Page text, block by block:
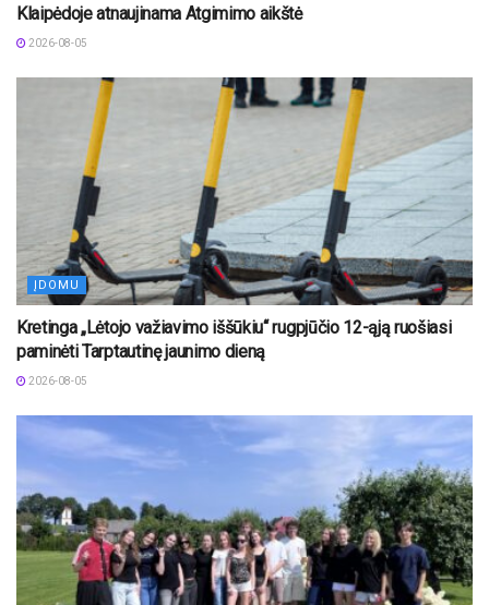
Klaipėdoje atnaujinama Atgimimo aikštė
2026-08-05
ĮDOMU
Kretinga „Lėtojo važiavimo iššūkiu“ rugpjūčio 12-ąją ruošiasi
paminėti Tarptautinę jaunimo dieną
2026-08-05